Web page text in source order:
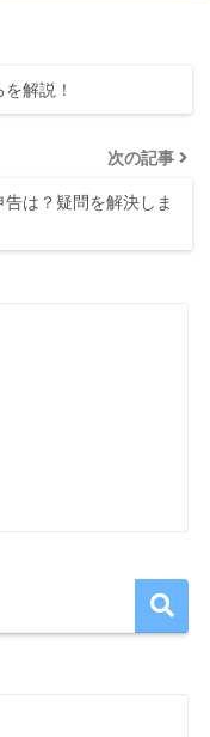
解説！
次の記事
は？疑問を解決しま